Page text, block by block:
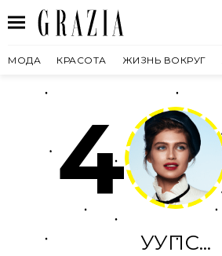
МОДА КРАСОТА ЖИЗНЬ ВОКРУГ
4
УУПС...